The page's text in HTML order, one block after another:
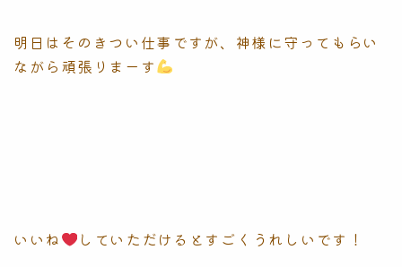
明日はそのきつい仕事ですが、神様に守ってもらい
ながら頑張りまーす
いいね
していただけるとすごくうれしいです！